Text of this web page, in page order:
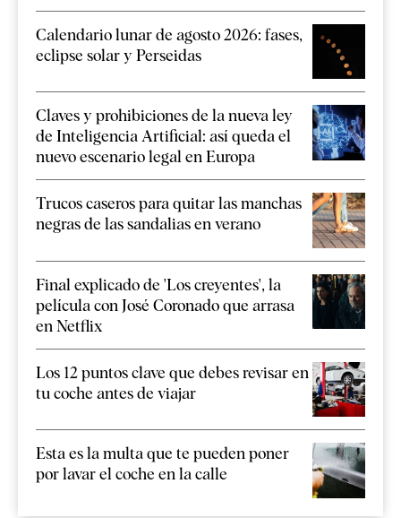
Calendario lunar de agosto 2026: fases,
eclipse solar y Perseidas
Claves y prohibiciones de la nueva ley
de Inteligencia Artificial: así queda el
nuevo escenario legal en Europa
Trucos caseros para quitar las manchas
negras de las sandalias en verano
Final explicado de 'Los creyentes', la
película con José Coronado que arrasa
en Netflix
Los 12 puntos clave que debes revisar en
tu coche antes de viajar
Esta es la multa que te pueden poner
por lavar el coche en la calle